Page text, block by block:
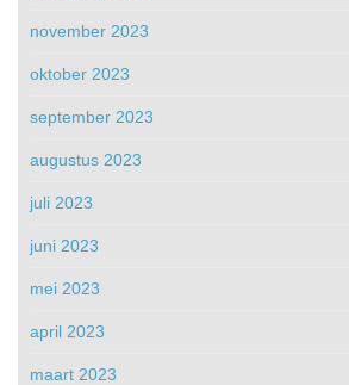
november 2023
oktober 2023
september 2023
augustus 2023
juli 2023
juni 2023
mei 2023
april 2023
maart 2023